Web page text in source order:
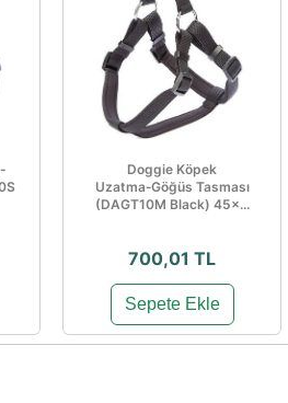
Doggie Köpek
Uzatma‑Göğüs Tasması
(DAGT10M Black) 45×...
700,01 TL
Sepete Ekle